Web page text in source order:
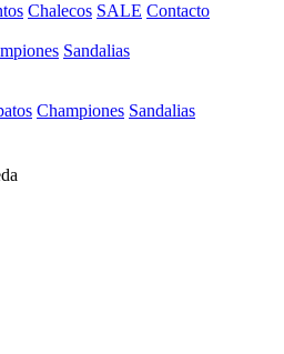
Chalecos SALE Contacto
Sandalias
Championes Sandalias